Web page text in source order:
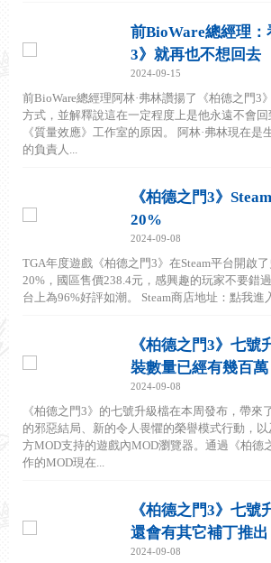
前BioWare總經理：
3》就再也不想回去
2024-09-15
前BioWare總經理阿林·弗林讚揚了《柏德之門3
方式，並解釋說這在一定程度上是他永遠不會
《質量效應》工作室的原因。 阿林·弗林現在是
的負責人...
《柏德之門3》
20%
2024-09-08
TGA年度遊戲《柏德之門3》在Steam平台開啟
20%，國區售價238.4元，感興趣的玩家不要錯
台上為96%好評如潮。 Steam商店地址：點我進
《柏德之門3》七號
裝數量已經有幾百萬
2024-09-08
《柏德之門3》的七號升級檔在本周發布，帶來
的邪惡結局、新的令人畏懼的榮譽模式行動，
方MOD支持的遊戲內MOD瀏覽器。通過《柏德
作的MOD現在...
《柏德之門3》七號
還會有其它補丁推出
2024-09-08